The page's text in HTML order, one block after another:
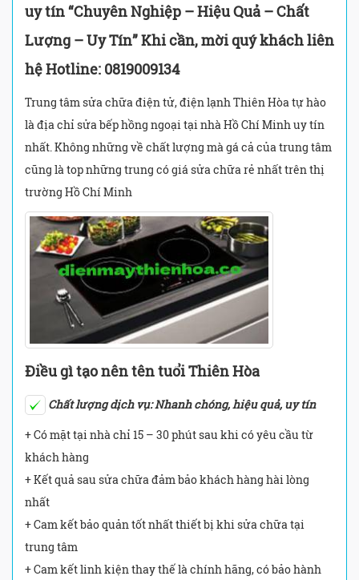
uy tín “Chuyên Nghiệp – Hiệu Quả – Chất
Lượng – Uy Tín” Khi cần, mời quý khách liên
hệ Hotline: 0819009134
Trung tâm sửa chữa điện tử, điện lạnh Thiên Hòa tự hào
là địa chỉ sửa bếp hồng ngoại tại nhà Hồ Chí Minh uy tín
nhất. Không những về chất lượng mà gá cả của trung tâm
cũng là top những trung có giá sửa chữa rẻ nhất trên thị
trường Hồ Chí Minh
Điều gì tạo nên tên tuổi Thiên Hòa
Chất lượng dịch vụ: Nhanh chóng, hiệu quả, uy tín
+ Có mặt tại nhà chỉ 15 – 30 phút sau khi có yêu cầu từ
khách hàng
+ Kết quả sau sửa chữa đảm bảo khách hàng hài lòng
nhất
+ Cam kết bảo quản tốt nhất thiết bị khi sửa chữa tại
trung tâm
+ Cam kết linh kiện thay thế là chính hãng, có bảo hành